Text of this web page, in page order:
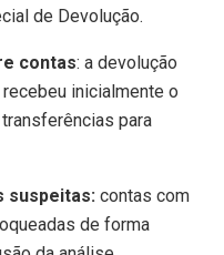
de Devolução.
contas: a devolução
inicialmente o
para
suspeitas: contas com
de forma